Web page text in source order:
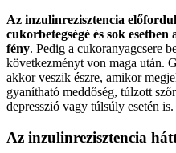
Az inzulinrezisztencia
cukorbetegségé és sok
fény. Pedig a cukoranyagcsere
következményt von maga után.
akkor veszik észre, amikor
gyanítható meddőség, túlzott
depresszió vagy túlsúly esetén is.
Az inzulinrezisztencia